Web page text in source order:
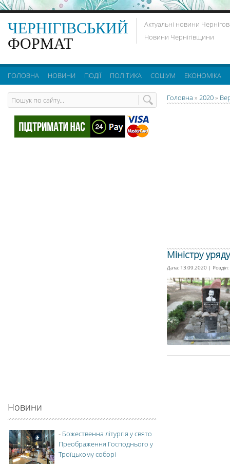
ЧЕРНІГІВСЬКИЙ
ФОРМАТ
Актуальні новини
Новини Чернігівщини
ГОЛОВНА НОВИНИ ПОДІЇ ПОЛІТИКА СОЦІУМ ЕКОНОМІКА
Головна » 2020»
Міністру
Дата: 13.09.2020 | Розділ:
Новини
- Божественна літургія у свято
Преображення Господнього у
Троїцькому соборі